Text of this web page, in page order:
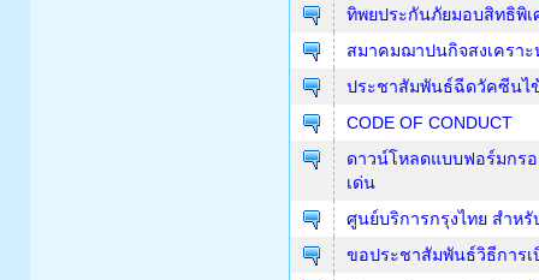
ทิพยประกันภัยมอบสิทธิพิ
สมาคมฌาปนกิจสงเครา
ประชาสัมพันธ์ฉีดวัคซีนไ
CODE OF CONDUCT
ดาวน์โหลดแบบฟอร์มกร
เด่น
ศูนย์บริการกรุงไทย สำห
ขอประชาสัมพันธ์วิธีการเ